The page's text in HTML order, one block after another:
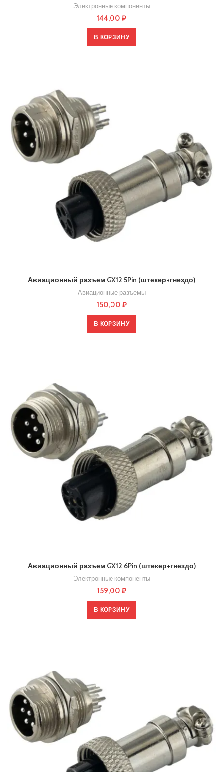
Электронные компоненты
144,00 ₽
В КОРЗИНУ
Авиационный разъем GX12 5Pin (штекер+гнездо)
Авиационные разъемы
150,00 ₽
В КОРЗИНУ
Авиационный разъем GX12 6Pin (штекер+гнездо)
Электронные компоненты
159,00 ₽
В КОРЗИНУ